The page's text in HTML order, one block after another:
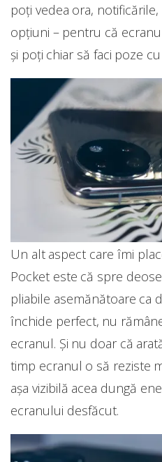
poți vedea ora,
opțiuni – pentru că
și poți chiar să faci poze
Un alt aspect care îmi
Pocket este că spre
pliabile asemănătoare ca
închide perfect, nu
ecranul. Și nu doar că
timp ecranul o să reziste
așa vizibilă acea dungă
ecranului desfăcut.